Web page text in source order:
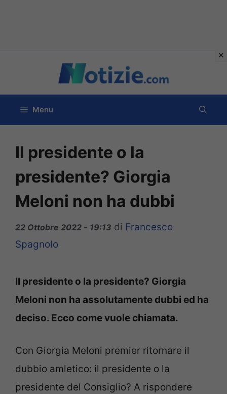
contenuto
Menu
Il presidente o la
presidente? Giorgia
Meloni non ha dubbi
22 Ottobre 2022 - 19:13 di Francesco
Spagnolo
Il presidente o la presidente? Giorgia
Meloni non ha assolutamente dubbi ed ha
deciso. Ecco come vuole chiamata.
Con Giorgia Meloni premier ritornare il
dubbio amletico: il presidente o la
presidente del Consiglio? A rispondere